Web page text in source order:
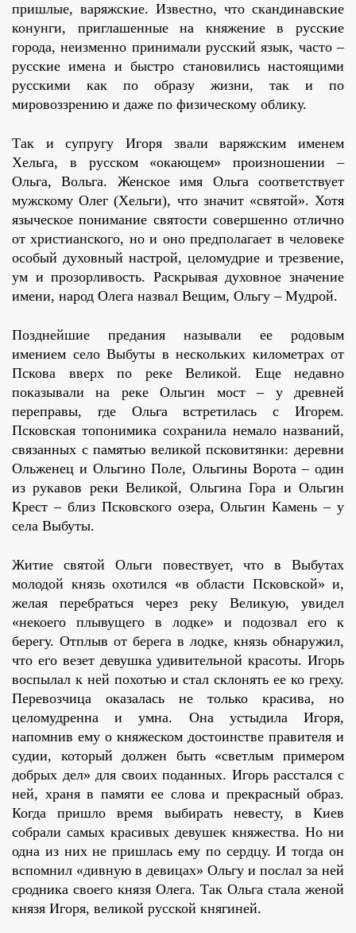
пришлые, варяжские. Известно, что скандинавские
конунги, приглашенные на княжение в русские
города, неизменно принимали русский язык, часто –
русские имена и быстро становились настоящими
русскими как по образу жизни, так и по
мировоззрению и даже по физическому облику.
Так и супругу Игоря звали варяжским именем
Хельга, в русском «окающем» произношении –
Ольга, Вольга. Женское имя Ольга соответствует
мужскому Олег (Хельги), что значит «святой». Хотя
языческое понимание святости совершенно отлично
от христианского, но и оно предполагает в человеке
особый духовный настрой, целомудрие и трезвение,
ум и прозорливость. Раскрывая духовное значение
имени, народ Олега назвал Вещим, Ольгу – Мудрой.
Позднейшие предания называли ее родовым
имением село Выбуты в нескольких километрах от
Пскова вверх по реке Великой. Еще недавно
показывали на реке Ольгин мост – у древней
переправы, где Ольга встретилась с Игорем.
Псковская топонимика сохранила немало названий,
связанных с памятью великой псковитянки: деревни
Ольженец и Ольгино Поле, Ольгины Ворота – один
из рукавов реки Великой, Ольгина Гора и Ольгин
Крест – близ Псковского озера, Ольгин Камень – у
села Выбуты.
Житие святой Ольги повествует, что в Выбутах
молодой князь охотился «в области Псковской» и,
желая перебраться через реку Великую, увидел
«некоего плывущего в лодке» и подозвал его к
берегу. Отплыв от берега в лодке, князь обнаружил,
что его везет девушка удивительной красоты. Игорь
воспылал к ней похотью и стал склонять ее ко греху.
Перевозчица оказалась не только красива, но
целомудренна и умна. Она устыдила Игоря,
напомнив ему о княжеском достоинстве правителя и
судии, который должен быть «светлым примером
добрых дел» для своих поданных. Игорь расстался с
ней, храня в памяти ее слова и прекрасный образ.
Когда пришло время выбирать невесту, в Киев
собрали самых красивых девушек княжества. Но ни
одна из них не пришлась ему по сердцу. И тогда он
вспомнил «дивную в девицах» Ольгу и послал за ней
сродника своего князя Олега. Так Ольга стала женой
князя Игоря, великой русской княгиней.